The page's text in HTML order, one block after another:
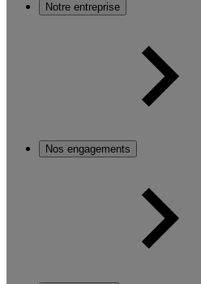
Notre entreprise
Nos engagements